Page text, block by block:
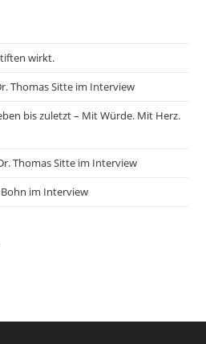
wirkt.
Thomas Sitte im Interview
bis zuletzt – Mit Würde. Mit Herz.
Thomas Sitte im Interview
im Interview